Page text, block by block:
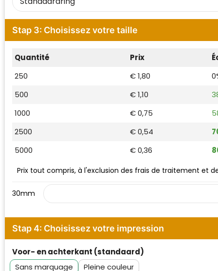
Ocean Bottle
Parker
Waterman
Stap 3: Choisissez votre taille
Quantité Prix
250
€ 1,80
500
€ 1,10
1000
€ 0,75
2500
€ 0,54
5000
€ 0,36
30mm
Prix tout compris, à l'exclusion des frais de traitement et
Stap 4: Choisissez votre impression
Voor- en achterkant (standaard)
Sans marquage
Pleine couleur